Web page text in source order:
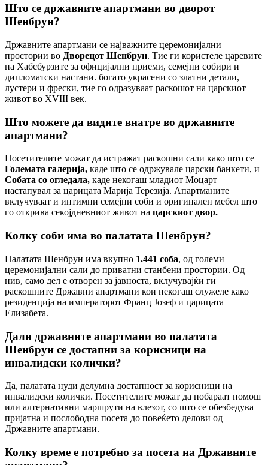
Што се државните апартмани во дворот
Шенбрун?
Државните апартмани се најважните церемонијални
простории во Дворецот Шенбрун. Тие ги користеле царевите
на Хабсбурзите за официјални приеми, семејни собири и
дипломатски настани. богато украсени со златни детали,
лустери и фрески, тие го одразуваат раскошот на царскиот
живот во XVIII век.
Што можете да видите внатре во државните
апартмани?
Посетителите можат да истражат раскошни сали како што се
Големата галерија, каде што се одржувале царски банкети, и
Собата со огледала, каде некогаш младиот Моцарт
настапувал за царицата Марија Терезија. Апартманите
вклучуваат и интимни семејни соби и оригинален мебел што
го открива секојдневниот живот на царскиот двор.
Колку соби има во палатата Шенбрун?
Палатата Шенбрун има вкупно 1.441 соба, од големи
церемонијални сали до приватни станбени простории. Од
нив, само дел е отворен за јавноста, вклучувајќи ги
раскошните Државни апартмани кои некогаш служеле како
резиденција на императорот Франц Јозеф и царицата
Елизабета.
Дали државните апартмани во палатата
Шенбрун се достапни за корисници на
инвалидски колички?
Да, палатата нуди делумна достапност за корисници на
инвалидски колички. Посетителите можат да побараат помош
или алтернативни маршрути на влезот, со што се обезбедува
пријатна и послободна посета до повеќето делови од
Државните апартмани.
Колку време е потребно за посета на Државните